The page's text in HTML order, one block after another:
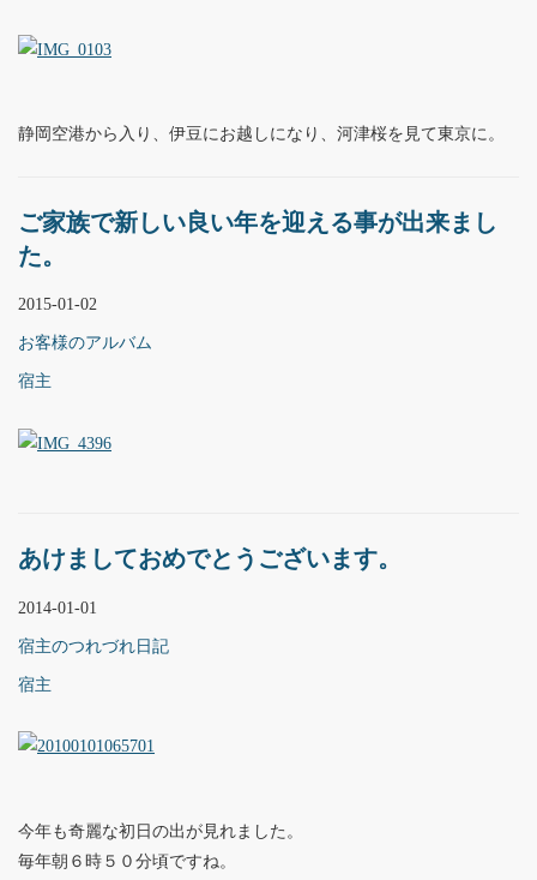
静岡空港から入り、伊豆にお越しになり、河津桜を見て東京に。
ご家族で新しい良い年を迎える事が出来まし
た。
2015-01-02
お客様のアルバム
宿主
あけましておめでとうございます。
2014-01-01
宿主のつれづれ日記
宿主
今年も奇麗な初日の出が見れました。
毎年朝６時５０分頃ですね。